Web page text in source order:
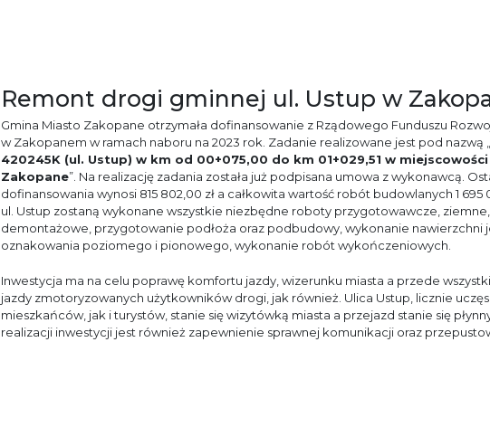
Remont drogi gminnej ul. Ustup w
Gmina Miasto Zakopane otrzymała dofinansowanie z Rządowego Funduszu
w Zakopanem w ramach naboru na 2023 rok. Zadanie realizowane jest pod nazwą „
420245K (ul. Ustup) w km od 00+075,00 do km 01+029,51 w
Zakopane”. Na realizację zadania została już podpisana umowa z wykonawcą.
dofinansowania wynosi 815 802,00 zł a całkowita wartość robót budowlanych 1 695
ul. Ustup zostaną wykonane wszystkie niezbędne roboty przygotowawcze,
demontażowe, przygotowanie podłoża oraz podbudowy, wykonanie nawierzchni
oznakowania poziomego i pionowego, wykonanie robót wykończeniowych.
Inwestycja ma na celu poprawę komfortu jazdy, wizerunku miasta a przede
jazdy zmotoryzowanych użytkowników drogi, jak również. Ulica Ustup, licznie
mieszkańców, jak i turystów, stanie się wizytówką miasta a przejazd stanie się
realizacji inwestycji jest również zapewnienie sprawnej komunikacji oraz